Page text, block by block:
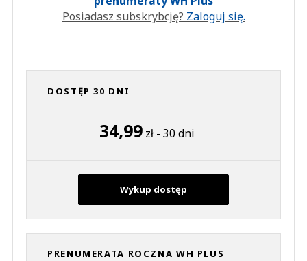
Posiadasz subskrybcję? Zaloguj się.
DOSTĘP 30 DNI
34,99 zł - 30 dni
Wykup dostęp
PRENUMERATA ROCZNA WH PLUS